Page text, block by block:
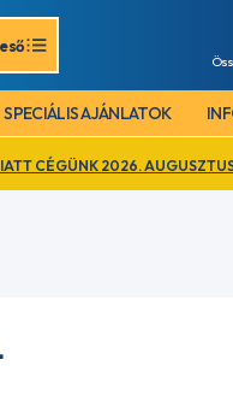
SPECIÁLIS AJÁNLATOK
AUGUSZTUS 17. –